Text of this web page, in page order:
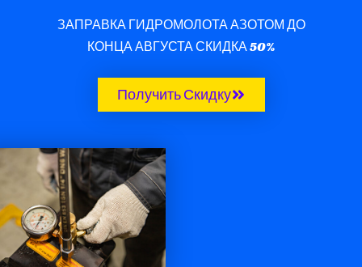
ЗАПРАВКА ГИДРОМОЛОТА АЗОТОМ ДО
КОНЦА АВГУСТА СКИДКА 50%
Получить Скидку